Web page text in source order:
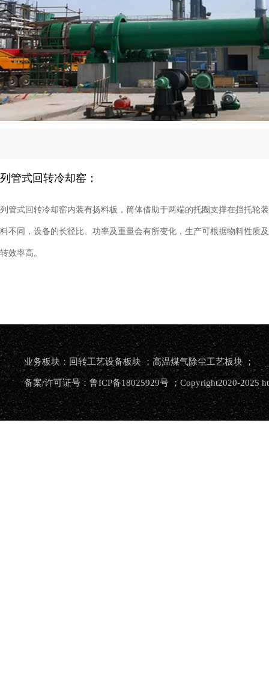
列管式回转冷却窑：
列管式回转冷却窑内装有扬料板，筒体借助于两端的托圈支撑在挡托轮
料不同，设备的长径比、功率及重量会有所变化，生产可根据物料性质
转效率高。
业务板块：回转工艺设备板块 ；高温煤气除尘工艺板块 ；
备案/许可证号：鲁ICP备18025929号 ；Copyright2020-2025